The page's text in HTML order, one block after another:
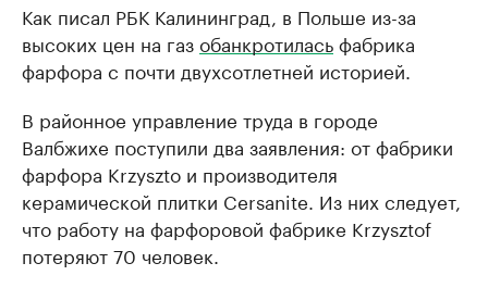
Как писал РБК Калининград, в Польше из-за
высоких цен на газобанкротиласьфабрика
фарфора с почти двухсотлетней историей.
В районное управление труда в городе
Валбжихе поступили два заявления: от фабрики
фарфора Krzyszto и производителя
керамической плитки Cersanite. Из них следует,
что работу на фарфоровой фабрике Krzysztof
потеряют 70 человек.